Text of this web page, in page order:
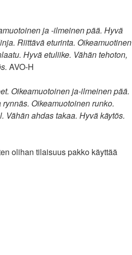
ja -ilmeinen pää. Hyvä
Riittävä eturinta. Oikeamuotinen
Hyvä etuliike. Vähän tehoton,
AVO-H
Oikeamuotoinen ja-ilmeinen pää.
Oikeamuotoinen runko.
Vähän ahdas takaa. Hyvä käytös.
olihan tilaisuus pakko käyttää